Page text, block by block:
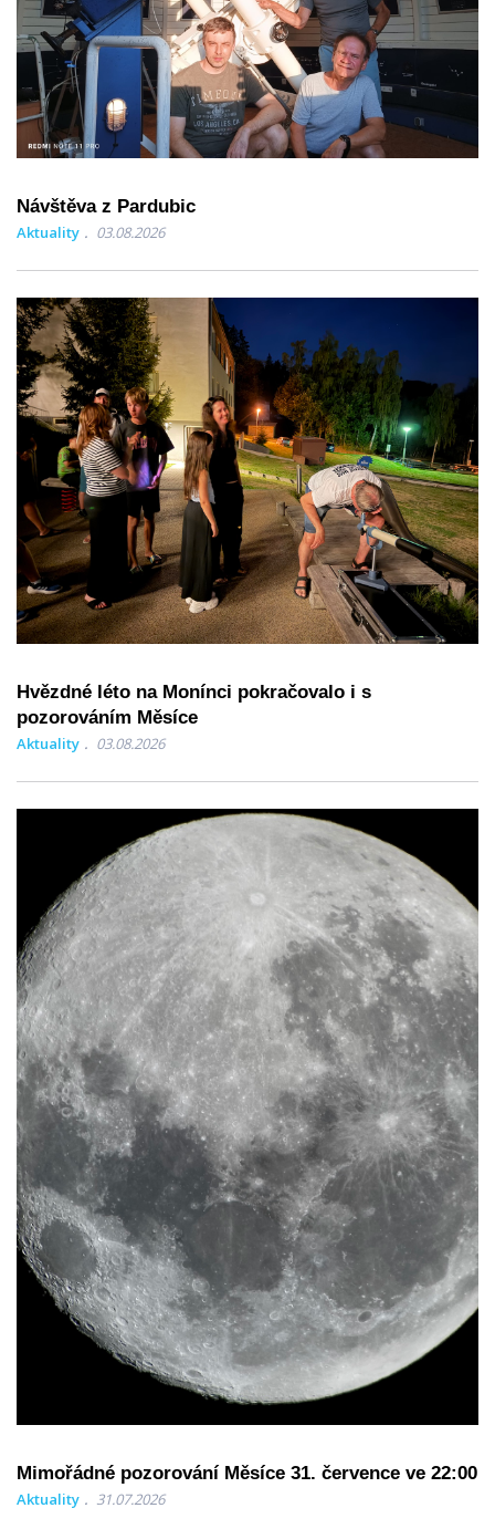
Návštěva z Pardubic
Aktuality 03.08.2026
Hvězdné léto na Monínci pokračovalo i s
pozorováním Měsíce
Aktuality 03.08.2026
Mimořádné pozorování Měsíce 31. července ve 22:00
Aktuality 31.07.2026